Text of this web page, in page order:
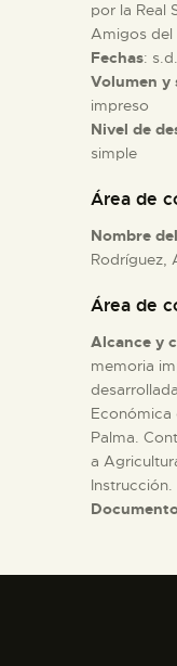
por la Real
Amigos del
Fechas: s.d.
Volumen y
impreso
Nivel de
simple
Área de
Nombre
Rodríguez,
Área de
Alcance y
memoria
Económica
Palma.
a
Instrucción.